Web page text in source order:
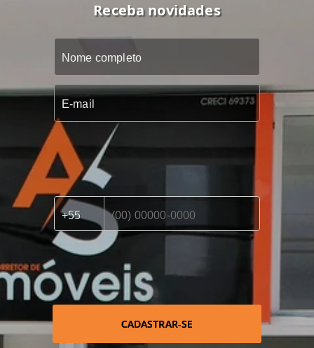
Receba novidades
CADASTRAR-SE